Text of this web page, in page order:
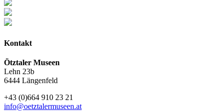
Kontakt
Ötztaler Museen
Lehn 23b
6444 Längenfeld
+43 (0)664 910 23 21
info@oetztalermuseen.at